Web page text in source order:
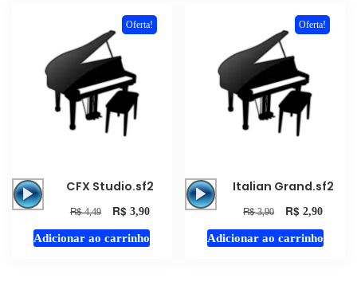
Oferta!
Tocador
áudio
CFX Studio.sf2
R$4,49 R$3,90
Adicionar ao carrinho
Oferta!
Tocador
áudio
Italian Grand.sf2
R$3,90 R$ 2,90
Adicionar ao carrinho